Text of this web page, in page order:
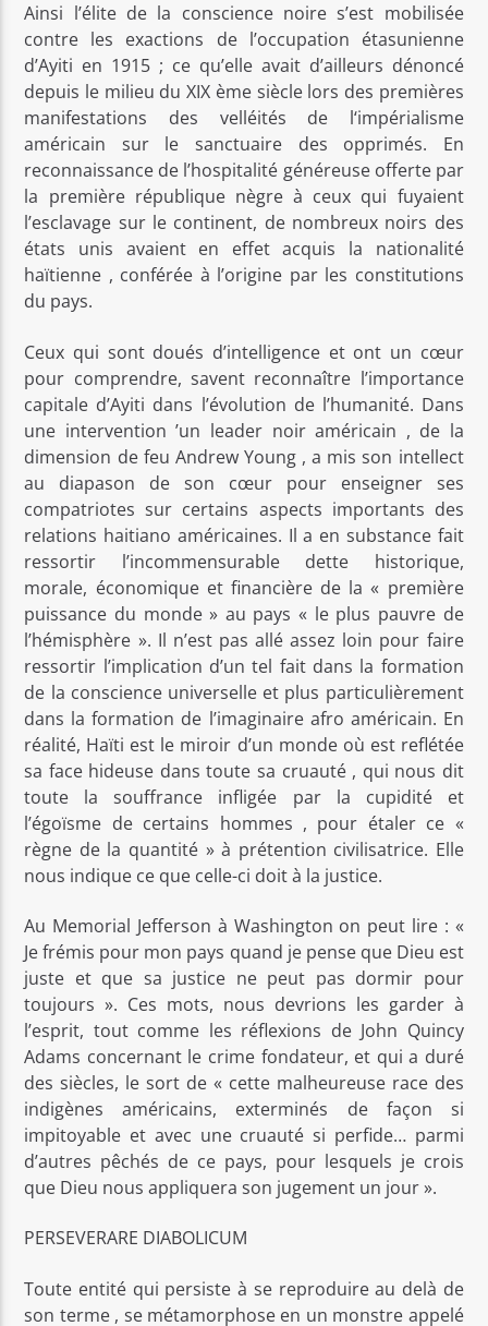
Ainsi l’élite de la conscience noire s’est mobilisée
contre les exactions de l’occupation étasunienne
d’Ayiti en 1915 ; ce qu’elle avait d’ailleurs dénoncé
depuis le milieu du XIX ème siècle lors des premières
manifestations des velléités de l‘impérialisme
américain sur le sanctuaire des opprimés. En
reconnaissance de l’hospitalité généreuse offerte par
la première république nègre à ceux qui fuyaient
l’esclavage sur le continent, de nombreux noirs des
états unis avaient en effet acquis la nationalité
haïtienne , conférée à l’origine par les constitutions
du pays.
Ceux qui sont doués d’intelligence et ont un cœur
pour comprendre, savent reconnaître l’importance
capitale d’Ayiti dans l’évolution de l’humanité. Dans
une intervention ’un leader noir américain , de la
dimension de feu Andrew Young , a mis son intellect
au diapason de son cœur pour enseigner ses
compatriotes sur certains aspects importants des
relations haitiano américaines. Il a en substance fait
ressortir l’incommensurable dette historique,
morale, économique et financière de la « première
puissance du monde » au pays « le plus pauvre de
l’hémisphère ». Il n’est pas allé assez loin pour faire
ressortir l’implication d’un tel fait dans la formation
de la conscience universelle et plus particulièrement
dans la formation de l’imaginaire afro américain. En
réalité, Haïti est le miroir d’un monde où est reflétée
sa face hideuse dans toute sa cruauté , qui nous dit
toute la souffrance infligée par la cupidité et
l’égoïsme de certains hommes , pour étaler ce «
règne de la quantité » à prétention civilisatrice. Elle
nous indique ce que celle-ci doit à la justice.
Au Memorial Jefferson à Washington on peut lire : «
Je frémis pour mon pays quand je pense que Dieu est
juste et que sa justice ne peut pas dormir pour
toujours ». Ces mots, nous devrions les garder à
l’esprit, tout comme les réflexions de John Quincy
Adams concernant le crime fondateur, et qui a duré
des siècles, le sort de « cette malheureuse race des
indigènes américains, exterminés de façon si
impitoyable et avec une cruauté si perfide… parmi
d’autres pêchés de ce pays, pour lesquels je crois
que Dieu nous appliquera son jugement un jour ».
PERSEVERARE DIABOLICUM
Toute entité qui persiste à se reproduire au delà de
son terme , se métamorphose en un monstre appelé